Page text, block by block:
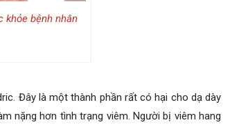
khỏe bệnh nhân
Đây là một thành phần rất có hại cho dạ dày
nặng hơn tình trạng viêm. Người bị viêm hang